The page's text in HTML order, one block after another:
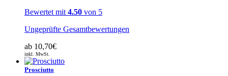
Bewertet mit 4.50 von 5
Ungeprüfte Gesamtbewertungen
ab 10,70€
inkl. MwSt.
Prosciutto